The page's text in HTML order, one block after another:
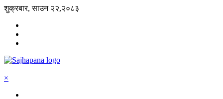
शुक्रबार, साउन २२,२०८३
×